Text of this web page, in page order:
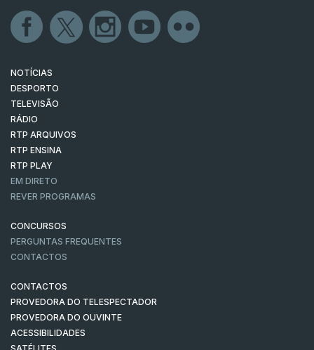
NOTÍCIAS
DESPORTO
TELEVISÃO
RÁDIO
RTP ARQUIVOS
RTP ENSINA
RTP PLAY
EM DIRETO
REVER PROGRAMAS
CONCURSOS
PERGUNTAS FREQUENTES
CONTACTOS
CONTACTOS
PROVEDORA DO TELESPECTADOR
PROVEDORA DO OUVINTE
ACESSIBILIDADES